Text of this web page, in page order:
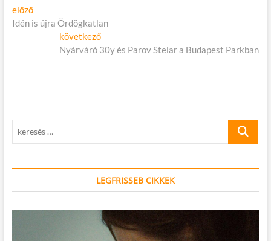
Bejegyzés
navigáció
előzőElőző
cikk:
Idén is újra Ördögkatlan
következőKövetkező
cikk:
Nyárváró 30y és Parov Stelar a Budapest Parkban
keresés
LEGFRISSEB CIKKEK